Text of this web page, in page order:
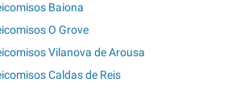
Baiona
O Grove
Vilanova de Arousa
Caldas de Reis